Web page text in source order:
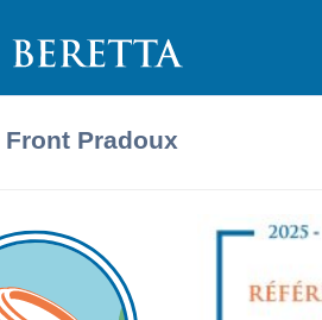
Front Pradoux